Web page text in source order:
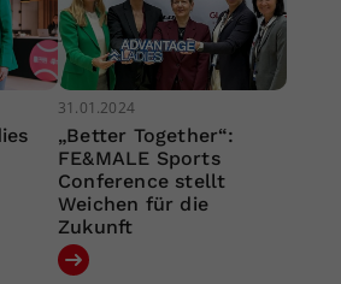
31.01.2024
„Better Together“:
FE&MALE Sports
Conference stellt
Weichen für die
Zukunft